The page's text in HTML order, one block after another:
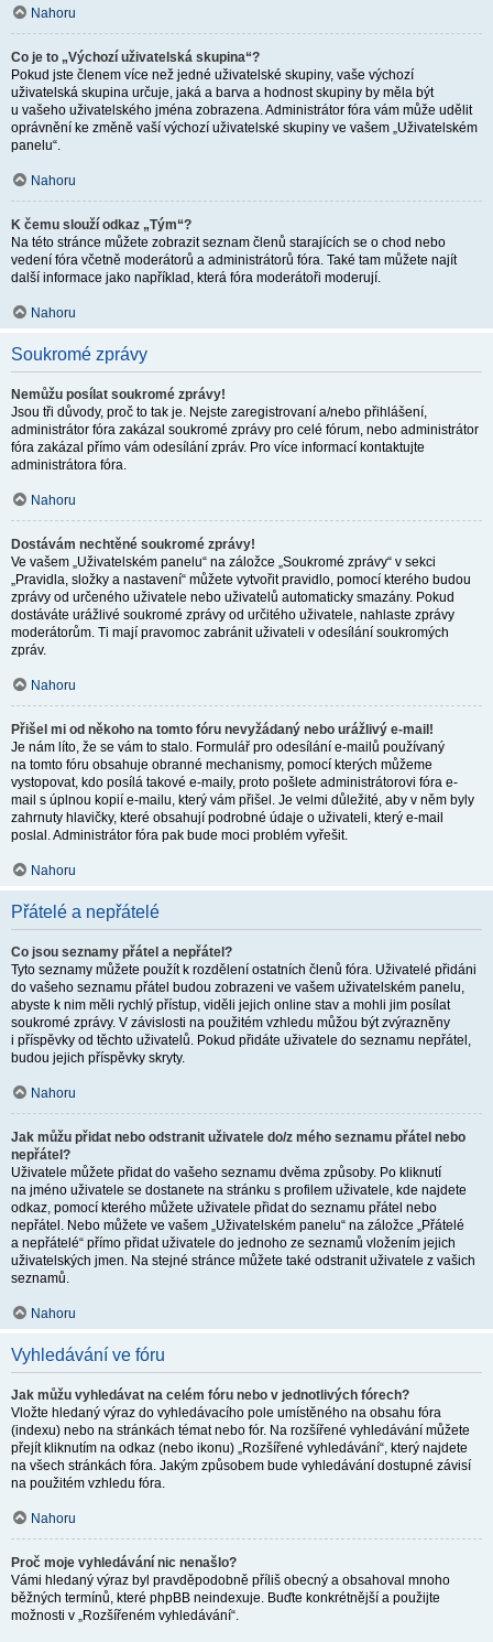
Nahoru
Co je to „Výchozí uživatelská skupina“?
Pokud jste členem více než jedné uživatelské skupiny, vaše výchozí
uživatelská skupina určuje, jaká a barva a hodnost skupiny by měla být
u vašeho uživatelského jména zobrazena. Administrátor fóra vám může udělit
oprávnění ke změně vaší výchozí uživatelské skupiny ve vašem „Uživatelském
panelu“.
Nahoru
K čemu slouží odkaz „Tým“?
Na této stránce můžete zobrazit seznam členů starajících se o chod nebo
vedení fóra včetně moderátorů a administrátorů fóra. Také tam můžete najít
další informace jako například, která fóra moderátoři moderují.
Nahoru
Soukromé zprávy
Nemůžu posílat soukromé zprávy!
Jsou tři důvody, proč to tak je. Nejste zaregistrovaní a/nebo přihlášení,
administrátor fóra zakázal soukromé zprávy pro celé fórum, nebo administrátor
fóra zakázal přímo vám odesílání zpráv. Pro více informací kontaktujte
administrátora fóra.
Nahoru
Dostávám nechtěné soukromé zprávy!
Ve vašem „Uživatelském panelu“ na záložce „Soukromé zprávy“ v sekci
„Pravidla, složky a nastavení“ můžete vytvořit pravidlo, pomocí kterého budou
zprávy od určeného uživatele nebo uživatelů automaticky smazány. Pokud
dostáváte urážlivé soukromé zprávy od určitého uživatele, nahlaste zprávy
moderátorům. Ti mají pravomoc zabránit uživateli v odesílání soukromých
zpráv.
Nahoru
Přišel mi od někoho na tomto fóru nevyžádaný nebo urážlivý e-mail!
Je nám líto, že se vám to stalo. Formulář pro odesílání e-mailů používaný
na tomto fóru obsahuje obranné mechanismy, pomocí kterých můžeme
vystopovat, kdo posílá takové e-maily, proto pošlete administrátorovi fóra e-
mail s úplnou kopií e-mailu, který vám přišel. Je velmi důležité, aby v něm byly
zahrnuty hlavičky, které obsahují podrobné údaje o uživateli, který e-mail
poslal. Administrátor fóra pak bude moci problém vyřešit.
Nahoru
Přátelé a nepřátelé
Co jsou seznamy přátel a nepřátel?
Tyto seznamy můžete použít k rozdělení ostatních členů fóra. Uživatelé přidáni
do vašeho seznamu přátel budou zobrazeni ve vašem uživatelském panelu,
abyste k nim měli rychlý přístup, viděli jejich online stav a mohli jim posílat
soukromé zprávy. V závislosti na použitém vzhledu můžou být zvýrazněny
i příspěvky od těchto uživatelů. Pokud přidáte uživatele do seznamu nepřátel,
budou jejich příspěvky skryty.
Nahoru
Jak můžu přidat nebo odstranit uživatele do/z mého seznamu přátel nebo
nepřátel?
Uživatele můžete přidat do vašeho seznamu dvěma způsoby. Po kliknutí
na jméno uživatele se dostanete na stránku s profilem uživatele, kde najdete
odkaz, pomocí kterého můžete uživatele přidat do seznamu přátel nebo
nepřátel. Nebo můžete ve vašem „Uživatelském panelu“ na záložce „Přátelé
a nepřátelé“ přímo přidat uživatele do jednoho ze seznamů vložením jejich
uživatelských jmen. Na stejné stránce můžete také odstranit uživatele z vašich
seznamů.
Nahoru
Vyhledávání ve fóru
Jak můžu vyhledávat na celém fóru nebo v jednotlivých fórech?
Vložte hledaný výraz do vyhledávacího pole umístěného na obsahu fóra
(indexu) nebo na stránkách témat nebo fór. Na rozšířené vyhledávání můžete
přejít kliknutím na odkaz (nebo ikonu) „Rozšířené vyhledávání“, který najdete
na všech stránkách fóra. Jakým způsobem bude vyhledávání dostupné závisí
na použitém vzhledu fóra.
Nahoru
Proč moje vyhledávání nic nenašlo?
Vámi hledaný výraz byl pravděpodobně příliš obecný a obsahoval mnoho
běžných termínů, které phpBB neindexuje. Buďte konkrétnější a použijte
možnosti v „Rozšířeném vyhledávání“.